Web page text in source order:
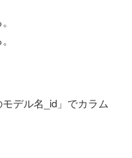
デル名_id」でカラム